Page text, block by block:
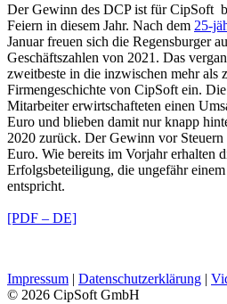
Der Gewinn des DCP ist für CipSoft
Feiern in diesem Jahr. Nach dem 25-
Januar freuen sich die Regensburger
Geschäftszahlen von 2021. Das
zweitbeste in die inzwischen mehr als
Firmengeschichte von CipSoft ein.
Mitarbeiter erwirtschafteten einen
Euro und blieben damit nur knapp
2020 zurück. Der Gewinn vor
Euro. Wie bereits im Vorjahr erhalten
Erfolgsbeteiligung, die ungefähr
entspricht.
[PDF – DE]
Impressum | Datenschutzerklärung |
© 2026 CipSoft GmbH